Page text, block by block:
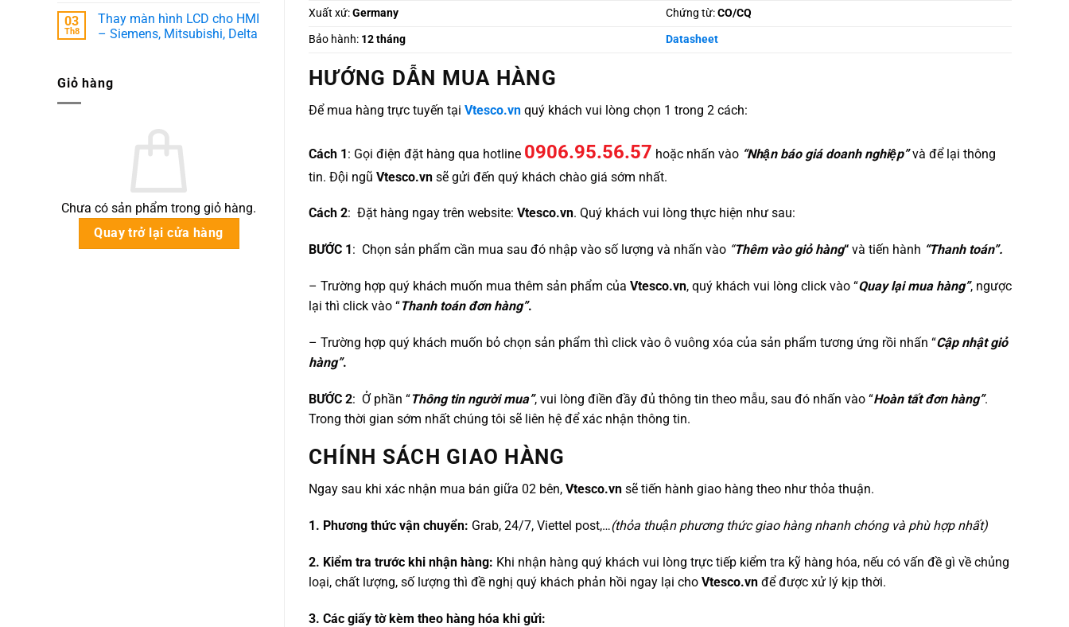
Tạo
Trạm
ATS,
&
bình
luận
Thế
03
Th8
Thay màn hình LCD cho HMI
– Siemens, Mitsubishi, Delta
luận
Giỏ hàng
Chưa có sản phẩm trong giỏ hàng.
Quay trở lại cửa hàng
Xuất xứ:Germany Chứng từ:CO/CQ
Bảo hành: 12 tháng Datasheet
HƯỚNG DẪN MUA HÀNG
Để mua hàng trực tuyến tại Vtesco.vn quý khách vui lòng chọn 1 trong 2 cách:
Cách 1: Gọi điện đặt hàng qua hotline 0906.95.56.57 hoặc nhấn vào “Nhận báo giá doanh nghiệp”và để lại thông
tin. Đội ngũ Vtesco.vn sẽ gửi đến quý khách chào giá sớm nhất.
Cách 2: Đặt hàng ngay trên website: Vtesco.vn. Quý khách vui lòng thực hiện như sau:
BƯỚC 1 : Chọn sản phẩm cần mua sau đó nhập vào số lượng và nhấn vào “Thêm vào giỏ hàng“ và tiến hành “Thanh toán”.
– Trường hợp quý khách muốn mua thêm sản phẩm của Vtesco.vn, quý khách vui lòng click vào “Quay lại mua hàng”, ngược
lại thì click vào “Thanh toán đơn hàng”.
– Trường hợp quý khách muốn bỏ chọn sản phẩm thì click vào ô vuông xóa của sản phẩm tương ứng rồi nhấn “Cập nhật giỏ
hàng”.
BƯỚC 2: Ở phần “Thông tin người mua”, vui lòng điền đầy đủ thông tin theo mẫu, sau đó nhấn vào “Hoàn tất đơn hàng”.
Trong thời gian sớm nhất chúng tôi sẽ liên hệ để xác nhận thông tin.
CHÍNH SÁCH GIAO HÀNG
Ngay sau khi xác nhận mua bán giữa 02 bên, Vtesco.vn sẽ tiến hành giao hàng theo như thỏa thuận.
1. Phương thức vận chuyển: Grab, 24/7, Viettel post,…(thỏa thuận phương thức giao hàng nhanh chóng và phù hợp nhất)
2. Kiểm tra trước khi nhận hàng: Khi nhận hàng quý khách vui lòng trực tiếp kiểm tra kỹ hàng hóa, nếu có vấn đề gì về chủng
loại, chất lượng, số lượng thì đề nghị quý khách phản hồi ngay lại cho Vtesco.vn để được xử lý kịp thời.
3. Các giấy tờ kèm theo hàng hóa khi gửi: